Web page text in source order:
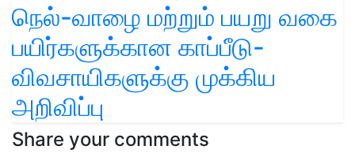
நெல்-வாழை மற்றும் பயறு வகை
பயிர்களுக்கான காப்பீடு-
விவசாயிகளுக்கு முக்கிய
அறிவிப்பு
Share your comments